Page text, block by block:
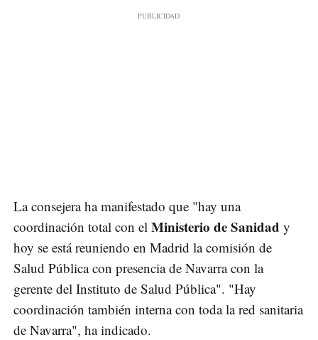
La consejera ha manifestado que "hay una
coordinación total con el Ministerio de Sanidad y
hoy se está reuniendo en Madrid la comisión de
Salud Pública con presencia de Navarra con la
gerente del Instituto de Salud Pública". "Hay
coordinación también interna con toda la red sanitaria
de Navarra", ha indicado.